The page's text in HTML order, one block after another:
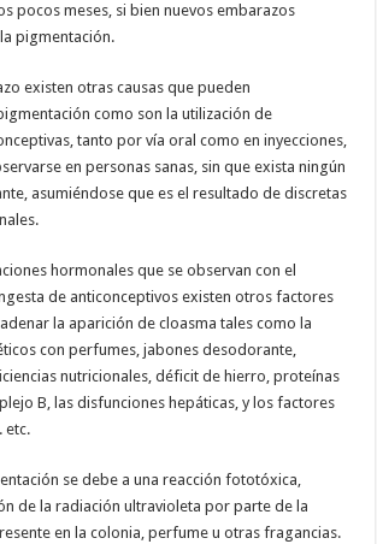
pocos meses, si bien nuevos embarazos
pigmentación.
existen otras causas que pueden
como son la utilización de
tanto por vía oral como en inyecciones,
en personas sanas, sin que exista ningún
asumiéndose que es el resultado de discretas
hormonales que se observan con el
de anticonceptivos existen otros factores
la aparición de cloasma tales como la
con perfumes, jabones desodorante,
nutricionales, déficit de hierro, proteínas
B, las disfunciones hepáticas, y los factores
etc.
se debe a una reacción fototóxica,
de la radiación ultravioleta por parte de la
en la colonia, perfume u otras fragancias.